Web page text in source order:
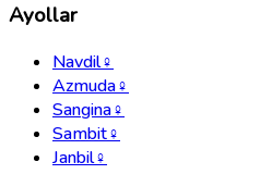
Ayollar
Navdil♀
Azmuda♀
Sangina♀
Sambit♀
Janbil♀